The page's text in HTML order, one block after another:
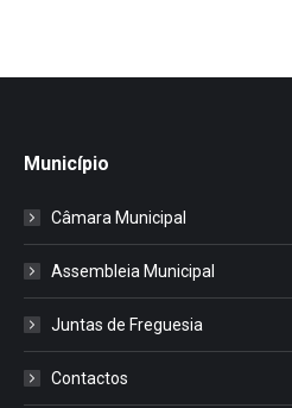
Município
Câmara Municipal
Assembleia Municipal
Juntas de Freguesia
Contactos